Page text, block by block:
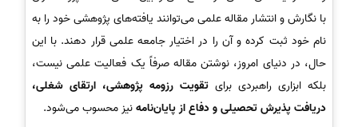
با نگارش و انتشار مقاله علمی می‌توانند یافته‌های پژوهشی خود را به
نام خود ثبت کرده و آن را در اختیار جامعه علمی قرار دهند. با این
حال، در دنیای امروز، نوشتن مقاله صرفاً یک فعالیت علمی نیست،
بلکه ابزاری راهبردی برای تقویت رزومه پژوهشی، ارتقای شغلی،
دریافت پذیرش تحصیلی و دفاع از پایان‌نامهنیز محسوب می‌شود.